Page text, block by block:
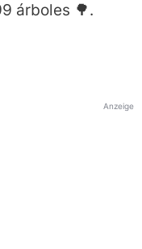
árboles 🌳.
Anzeige